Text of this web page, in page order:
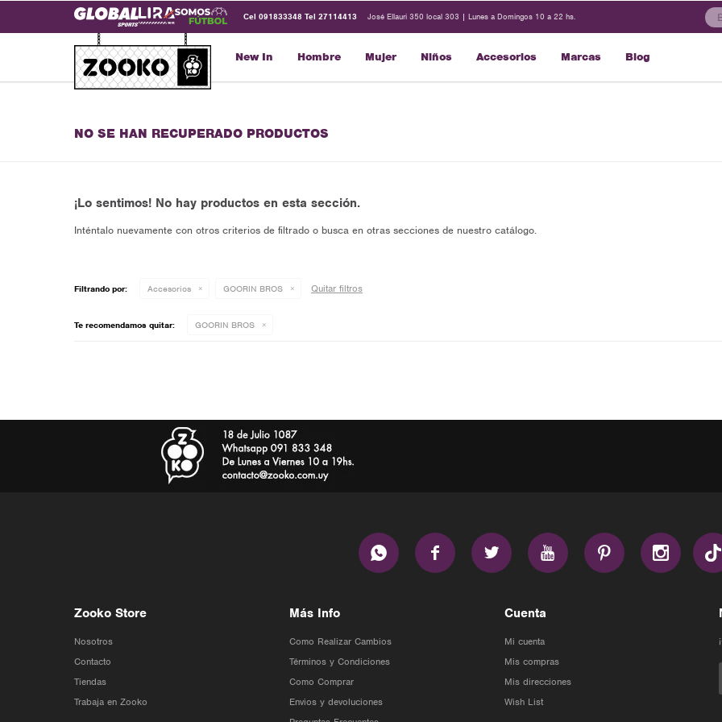
New In Hombre Mujer Niños Accesorios Marcas Blog
Cel 091833348 Tel 27114413 José Ellauri 350 local 303 | Lunes a Domingos 10 a 22 hs.
NO SE HAN RECUPERADO PRODUCTOS
¡Lo sentimos! No hay productos en esta sección.
Inténtalo nuevamente con otros criterios de filtrado o busca en otras secciones de nuestro catálogo.
Filtrando por: Accesorios GOORIN BROS Quitar filtros
Te recomendamos quitar: GOORIN BROS
     
Zooko Store
Nosotros
Contacto
Tiendas
Trabaja en Zooko
Más Info
Como Realizar Cambios
Términos y Condiciones
Como Comprar
Envios y devoluciones
Cuenta
Mi cuenta
Mis compras
Mis direcciones
Wish List